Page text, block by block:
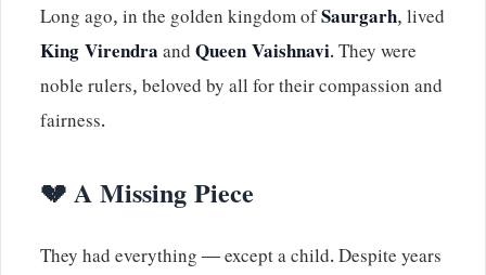
Long ago, in the golden kingdom ofSaurgarh, lived
King VirendraandQueen Vaishnavi. They were
noble rulers, beloved by all for their compassion and
fairness.
💔 A Missing Piece
They had everything — except a child. Despite years